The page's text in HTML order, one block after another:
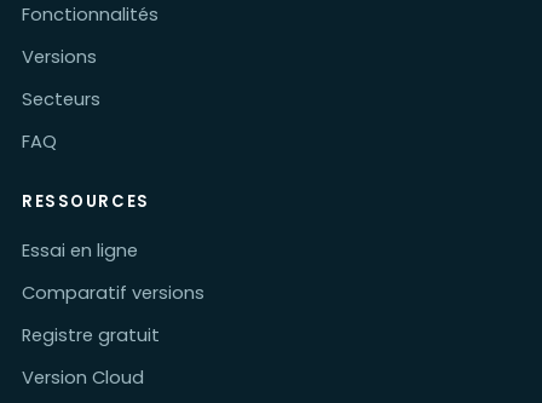
Fonctionnalités
Versions
Secteurs
FAQ
RESSOURCES
Essai en ligne
Comparatif versions
Registre gratuit
Version Cloud